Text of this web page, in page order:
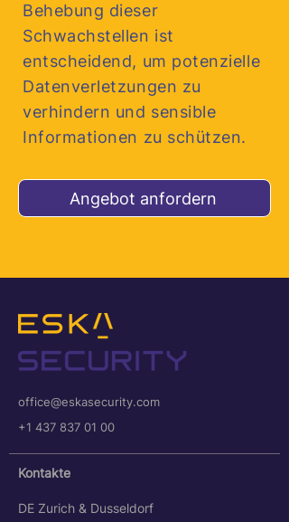
Behebung dieser
Schwachstellen ist
entscheidend, um potenzielle
Datenverletzungen zu
verhindern und sensible
Informationen zu schützen.
Angebot anfordern
office@eskasecurity.com
+1 437 837 01 00
Kontakte
DE Zurich & Dusseldorf